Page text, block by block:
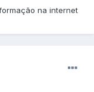
na internet